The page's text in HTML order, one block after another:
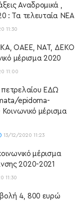
Αναδρομικά ,
: Τα τελευταία ΝΕΑ
11:30
ΟΑΕΕ, ΝΑΤ, ΔΕΚΟ
μέρισμα 2020
11:00
πετρελαίου ΕΔΩ
epidoma-
μέρισμα
13/12/2020 11:23
μέρισμα
2020-2021
11:30
4, 800 ευρώ